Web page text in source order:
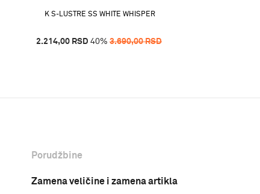
K S-LUSTRE SS WHITE WHISPER
2.214,00 RSD 40% 3.690,00RSD
Porudžbine
Zamena veličine i zamena artikla